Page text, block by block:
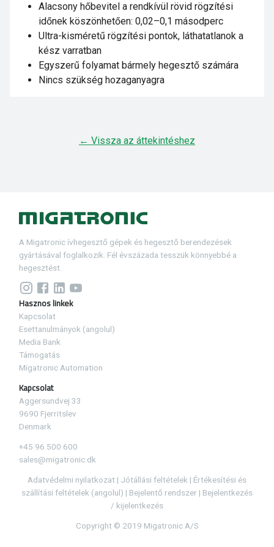
Alacsony hőbevitel a rendkívül rövid rögzítési
időnek köszönhetően: 0,02–0,1 másodperc
Ultra-kisméretű rögzítési pontok, láthatatlanok a
kész varratban
Egyszerű folyamat bármely hegesztő számára
Nincs szükség hozaganyagra
← Vissza az áttekintéshez
A Migatronic ívhegesztő gépek és hegesztő berendezések
gyártásával foglalkozik. Fél évszázada tesszük könnyebbé a
hegesztést.
Hasznos linkek
Kapcsolat
Esettanulmányok (angolul)
Media Bank
Támogatás
Migatronic Automation
Kapcsolat
Aggersundvej 33
9690 Fjerritslev
Denmark
+45 96 500 600
sales@migatronic.dk
Adatvédelmi nyilatkozat | Jótállási feltételek | Értékesítési és
szállítási feltételek (angolul) | Bejelentő rendszer | Bejelentkezés
/ kijelentkezés
Copyright © 2019 Migatronic A/S